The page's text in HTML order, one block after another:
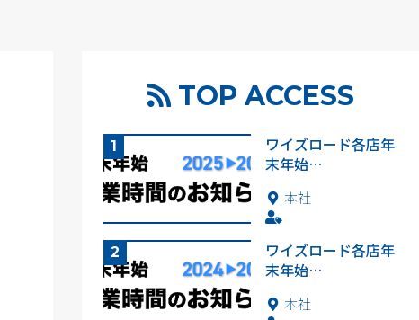
TOP ACCESS
ワイズロード各店年
末年始…
本社
ワイズロード各店年
末年始…
本社